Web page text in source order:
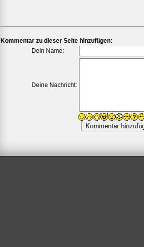
Kommentar zu dieser Seite hinzufügen:
Dein Name:
Deine Nachricht: